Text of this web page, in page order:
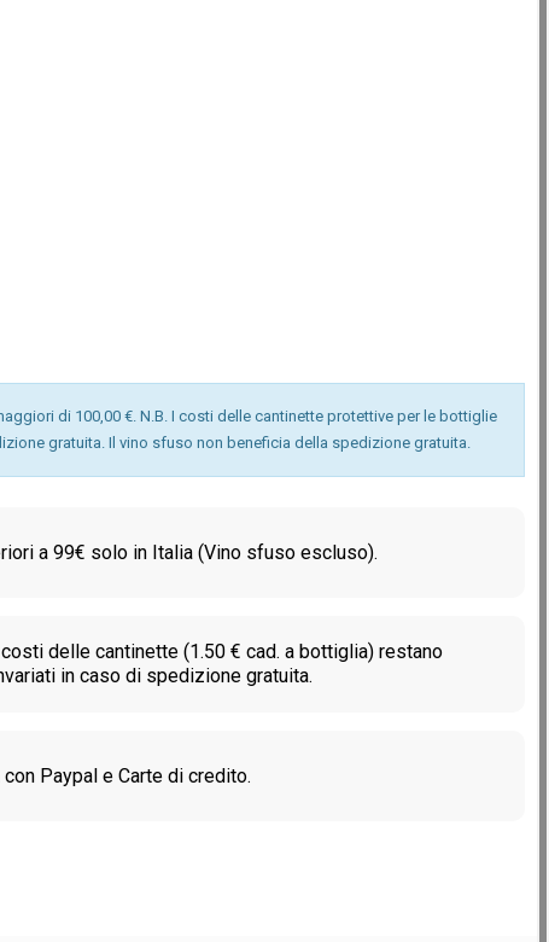
di 100,00 €. N.B. I costi delle cantinette protettive per le bottiglie
gratuita. Il vino sfuso non beneficia della spedizione gratuita.
a 99€ solo in Italia (Vino sfuso escluso).
I costi delle cantinette (1.50 € cad. a bottiglia) restano
in caso di spedizione gratuita.
Paypal e Carte di credito.